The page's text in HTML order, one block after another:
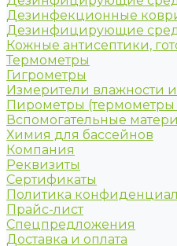
Дезинфекционные
Дезинфицирующие
Кожные антисептики,
Термометры
Гигрометры
Измерители влажности
Пирометры
Вспомогательные
Химия для бассейнов
Компания
Реквизиты
Сертификаты
Политика
Прайс-лист
Спецпредложения
Доставка и оплата